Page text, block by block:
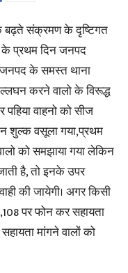
बढ़ते संक्रमण के दृष्टिगत
के प्रथम दिन जनपद
के समस्त थाना
करने वालो के विरूद्ध
पहिया वाहनो को सीज
शुल्क वसूला गया,प्रथम
को समझाया गया लेकिन
है, तो इनके उपर
की जायेगी। अगर किसी
पर फोन कर सहायता
मांगने वालों को